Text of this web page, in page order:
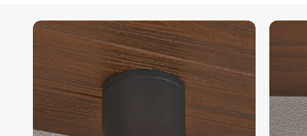
Gå
til
av
bildegalleri